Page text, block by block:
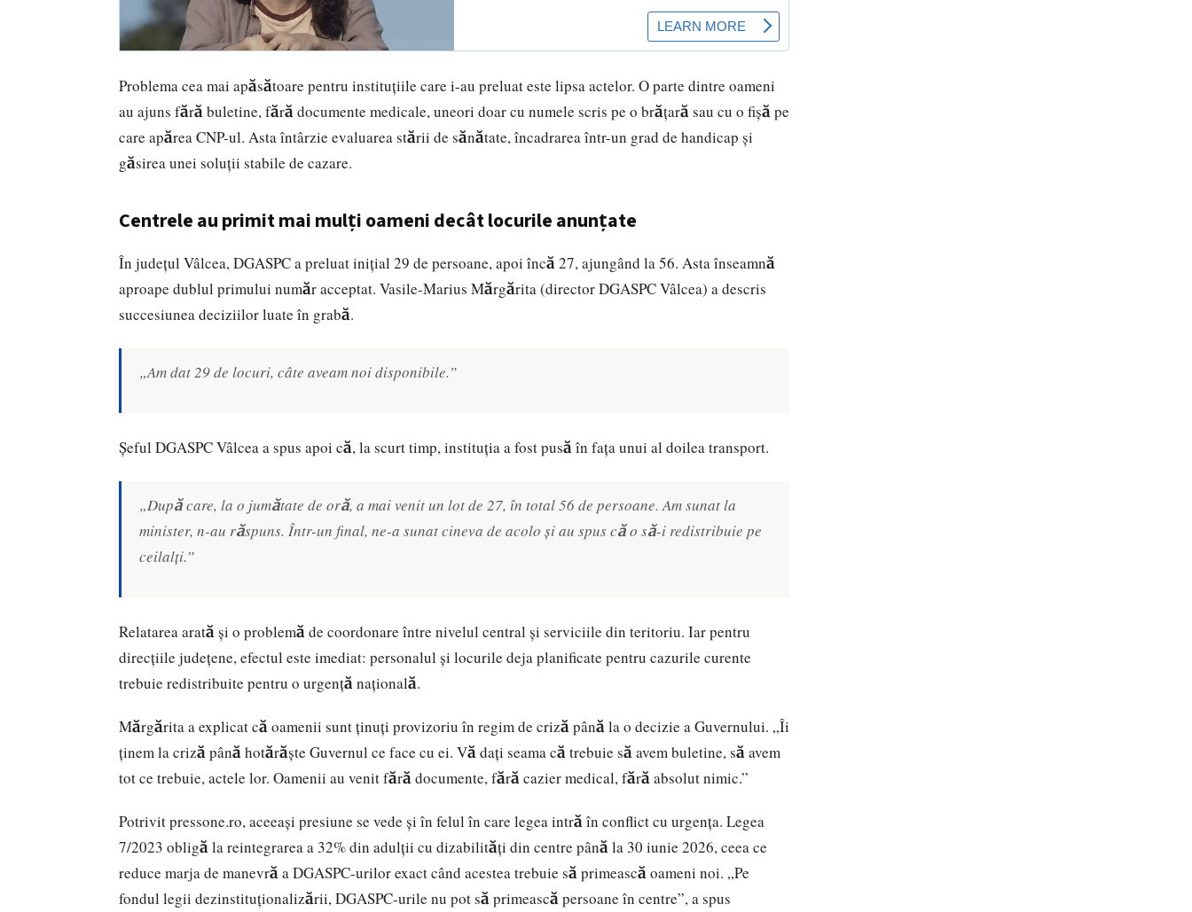
Problema cea mai apăsătoare pentru instituțiile care i-au preluat este lipsa actelor. O parte dintre oameni
au ajuns fără buletine, fără documente medicale, uneori doar cu numele scris pe o brățară sau cu o fișă pe
care apărea CNP-ul. Asta întârzie evaluarea stării de sănătate, încadrarea într-un grad de handicap și
găsirea unei soluții stabile de cazare.
Centrele au primit mai mulți oameni decât locurile anunțate
În județul Vâlcea, DGASPC a preluat inițial 29 de persoane, apoi încă 27, ajungând la 56. Asta înseamnă
aproape dublul primului număr acceptat. Vasile-Marius Mărgărita (director DGASPC Vâlcea) a descris
succesiunea deciziilor luate în grabă.
„Am dat 29 de locuri, câte aveam noi disponibile.”
Șeful DGASPC Vâlcea a spus apoi că, la scurt timp, instituția a fost pusă în fața unui al doilea transport.
„După care, la o jumătate de oră, a mai venit un lot de 27, în total 56 de persoane. Am sunat la
minister, n-au răspuns. Într-un final, ne-a sunat cineva de acolo și au spus că o să-i redistribuie pe
ceilalți.”
Relatarea arată și o problemă de coordonare între nivelul central și serviciile din teritoriu. Iar pentru
direcțiile județene, efectul este imediat: personalul și locurile deja planificate pentru cazurile curente
trebuie redistribuite pentru o urgență națională.
Mărgărita a explicat că oamenii sunt ținuți provizoriu în regim de criză până la o decizie a Guvernului. „Îi
ținem la criză până hotărăște Guvernul ce face cu ei. Vă dați seama că trebuie să avem buletine, să avem
tot ce trebuie, actele lor. Oamenii au venit fără documente, fără cazier medical, fără absolut nimic.”
Potrivitpressone.ro, aceeași presiune se vede și în felul în care legea intră în conflict cu urgența. Legea
7/2023 obligă la reintegrarea a 32% din adulții cu dizabilități din centre până la 30 iunie 2026, ceea ce
reduce marja de manevră a DGASPC-urilor exact când acestea trebuie să primească oameni noi. „Pe
fondul legii dezinstituționalizării, DGASPC-urile nu pot să primească persoane în centre”, a spus